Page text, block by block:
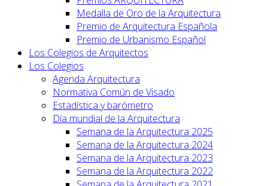
Medalla de Oro de la Arquitectura
Premio de Arquitectura Española
Premio de Urbanismo Español
Los Colegios de Arquitectos
Los Colegios
Agenda Arquitectura
Normativa Común de Visado
Estadística y barómetro
Día mundial de la Arquitectura
Semana de la Arquitectura 2025
Semana de la Arquitectura 2024
Semana de la Arquitectura 2023
Semana de la Arquitectura 2022